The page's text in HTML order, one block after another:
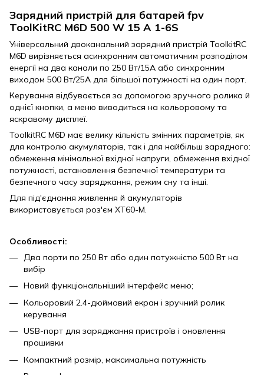
Зарядний пристрій для батарей fpv
ToolKitRC M6D 500 W 15 A 1-6S
Універсальний двоканальний зарядний пристрій ToolkitRC
M6D вирізняється асинхронним автоматичним розподілом
енергії на два канали по 250 Вт/15A або синхронним
виходом 500 Вт/25A для більшої потужності на один порт.
Керування відбувається за допомогою зручного ролика й
однієї кнопки, а меню виводиться на кольоровому та
яскравому дисплеї.
ToolkitRC M6D має велику кількість змінних параметрів, як
для контролю акумуляторів, так і для найбільш зарядного:
обмеження мінімальної вхідної напруги, обмеження вхідної
потужності, встановлення безпечної температури та
безпечного часу заряджання, режим сну та інші.
Для під'єднання живлення й акумуляторів
використовується роз'єм XT60-М.
Особливості:
Два порти по 250 Вт або один потужністю 500 Вт на
вибір
Новий функціональніший інтерфейс меню;
Кольоровий 2.4-дюймовий екран і зручний ролик
керування
USB-порт для заряджання пристроїв і оновлення
прошивки
Компактний розмір, максимальна потужність